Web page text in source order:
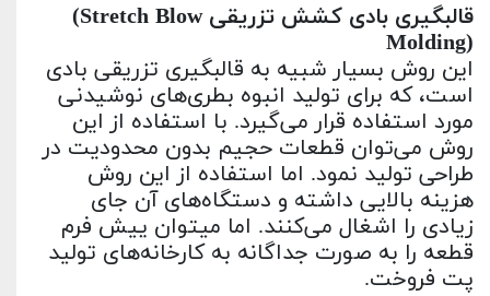
قالبگیری بادی کشش تزریقی(Stretch Blow
Molding)
این روش بسیار شبیه به قالبگیری تزریقی بادی
است، که برای تولید انبوه بطری‌های نوشیدنی
مورد استفاده قرار می‌گیرد. با استفاده از این
روش می‌توان قطعات حجیم بدون محدودیت در
طراحی تولید نمود. اما استفاده از این روش
هزینه بالایی داشته و دستگاه‌های آن جای
زیادی را اشغال می‌کنند. اما میتوان پیش فرم
قطعه را به صورت جداگانه به کارخانه‌های تولید
پت فروخت.